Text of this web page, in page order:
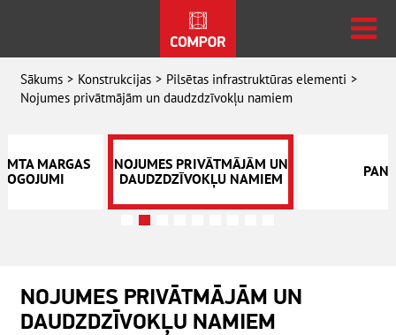
Sākums Konstrukcijas
Pilsētas infrastruktūras elementi
Nojumes privātmājām un daudzdzīvokļu namiem
MARGAS
NOJUMES PRIVĀTMĀJĀM UN
DAUDZDZĪVOKĻU NAMIEM
NOJUMES PRIVĀTMĀJĀM UN
DAUDZDZĪVOKĻU NAMIEM